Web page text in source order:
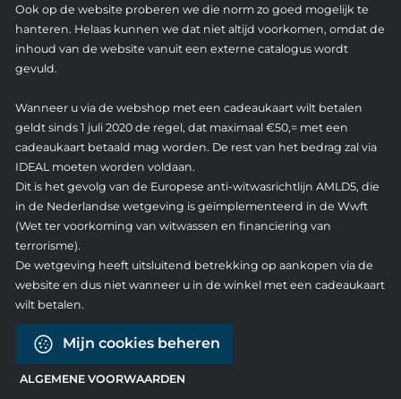
Ook op de website proberen we die norm zo goed mogelijk te
hanteren. Helaas kunnen we dat niet altijd voorkomen, omdat de
inhoud van de website vanuit een externe catalogus wordt
gevuld.
Wanneer u via de webshop met een cadeaukaart wilt betalen
geldt sinds 1 juli 2020 de regel, dat maximaal €50,= met een
cadeaukaart betaald mag worden. De rest van het bedrag zal via
IDEAL moeten worden voldaan.
Dit is het gevolg van de Europese anti-witwasrichtlijn AMLD5, die
in de Nederlandse wetgeving is geïmplementeerd in de Wwft
(Wet ter voorkoming van witwassen en financiering van
terrorisme).
De wetgeving heeft uitsluitend betrekking op aankopen via de
website en dus niet wanneer u in de winkel met een cadeaukaart
wilt betalen.
Mijn cookies beheren
ALGEMENE VOORWAARDEN